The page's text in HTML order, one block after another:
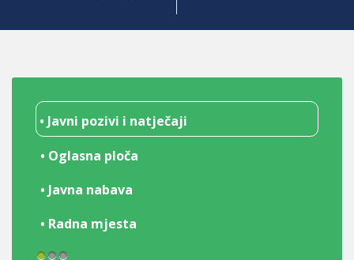
• Javni pozivi i natječaji
• Oglasna ploča
• Javna nabava
• Radna mjesta